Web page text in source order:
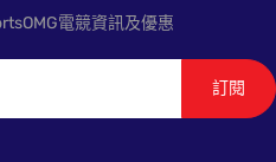
電競資訊及優惠
訂閱